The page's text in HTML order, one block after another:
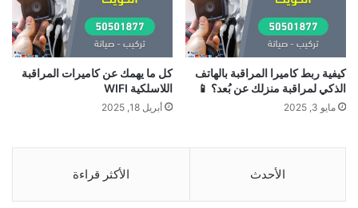
كيفية ربط كاميرا المراقبة بالهاتف
الذكي لمراقبة منزلك عن بُعد؟ 📱
مايو 3, 2025
كل ما يهمك عن كاميرات المراقبة
اللاسلكية WIFI
أبريل 18, 2025
الأحدث الأكثر قراءة